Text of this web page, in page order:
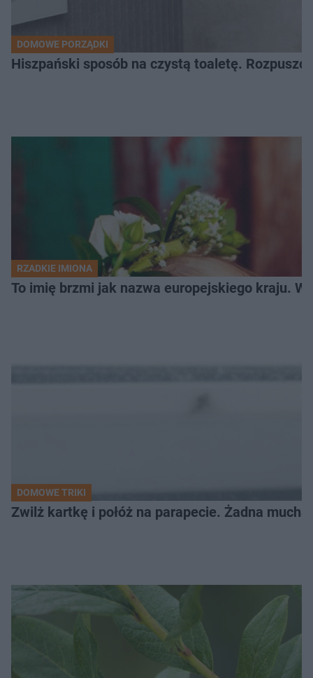
DOMOWE PORZĄDKI
Hiszpański sposób na czystą toaletę.
RZADKIE IMIONA
To imię brzmi jak nazwa europejskiego kraju.
DOMOWE TRIKI
Zwilż kartkę i połóż na parapecie. Żadna